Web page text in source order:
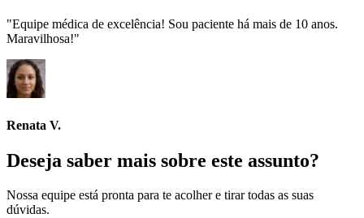
"Equipe médica de excelência! Sou paciente há mais de 10 anos.
Maravilhosa!"
Renata V.
Deseja saber mais sobre este assunto?
Nossa equipe está pronta para te acolher e tirar todas as suas
dúvidas.